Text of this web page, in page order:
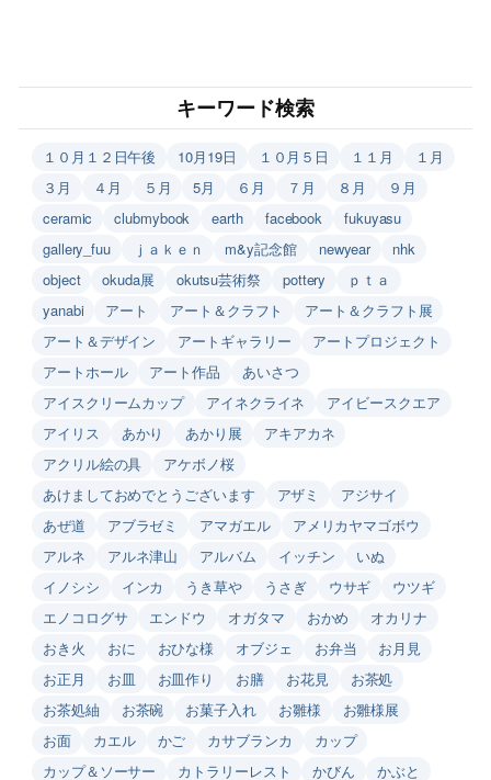
キーワード検索
１０月１２日午後 10月19日 １０月５日 １１月
１月
３月
４月 ５月 5月 ６月 ７月 ８月
９月
ceramic
clubmybook earth facebook
fukuyasu
gallery_fuu
ｊａｋｅｎ m&y記念館 newyear
nhk
object
okuda展 okutsu芸術祭 pottery
ｐｔａ
yanabi
アート アート＆クラフト
アート＆クラフト展
アート＆デザイン
アートギャラリー
アートプロジェクト
アートホール
アート作品
あいさつ
アイスクリームカップ
アイネクライネ
アイビースクエア
アイリス
あかり あかり展
アキアカネ
アクリル絵の具
アケボノ桜
あけましておめでとうございます
アザミ
アジサイ
あぜ道
アブラゼミ アマガエル
アメリカヤマゴボウ
アルネ
アルネ津山 アルバム イッチン
いぬ
イノシシ
インカ うき草や うさぎ ウサギ
ウツギ
エノコログサ
エンドウ オガタマ おかめ
オカリナ
おき火
おに おひな様 オブジェ お弁当
お月見
お正月
お皿 お皿作り お膳 お花見
お茶処
お茶処紬
お茶碗 お菓子入れ お雛様
お雛様展
お面
カエル かご カサブランカ
カップ
カップ＆ソーサー
カトラリーレスト かびん
かぶと